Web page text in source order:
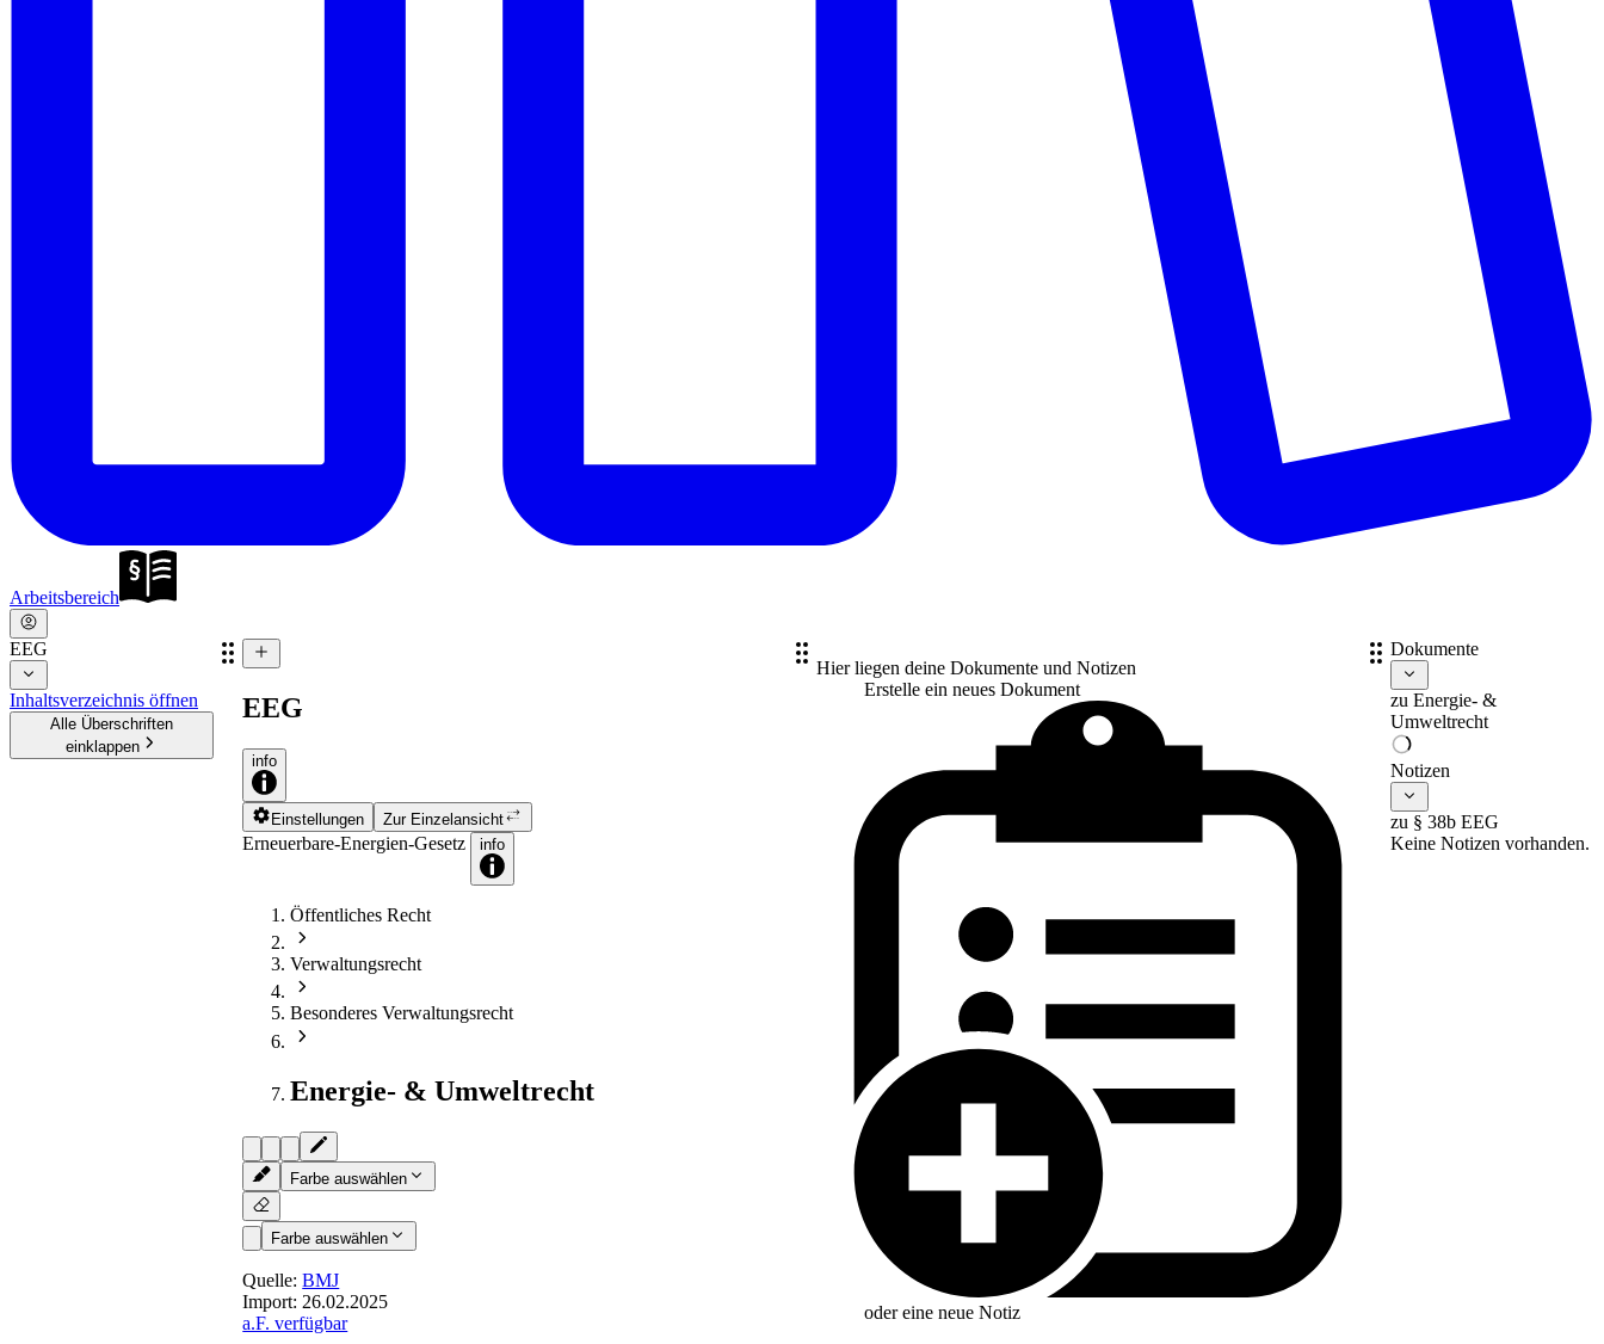
Arbeitsbereich
EEG
Inhaltsverzeichnis öffnen
Alle Überschriften
einklappen
EEG
info
Einstellungen Zur Einzelansicht
Erneuerbare-Energien-Gesetz info
Öffentliches Recht
Verwaltungsrecht
Besonderes Verwaltungsrecht
Energie- & Umweltrecht
Farbe auswählen
Farbe auswählen
§ 38b- Anzulegender Wert für Solaranlagen des ersten
Quelle:BMJ
Import: 26.02.2025
a.F. verfügbar
Hier liegen deine Dokumente und Notizen
Erstelle ein neues Dokument
oder eine neue Notiz
Dokumente
zu Energie- &
Umweltrecht
Notizen
zu § 38b EEG
Keine Notizen vorhanden.